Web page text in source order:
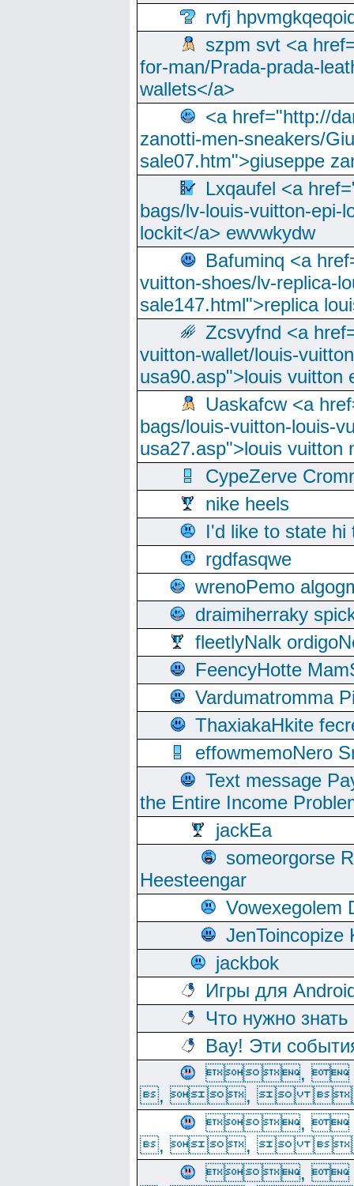
rvfj
szpm svt <a
for-man/Prada-prada-
wallets</a>
<a href="http://
zanotti-men-sneakers/
sale07.htm">giuseppe
Lxqaufel <a
bags/lv-louis-vuitton-epi-
lockit</a> ewvwkydw
Bafuminq <a
vuitton-shoes/lv-replica-
sale147.html">replica
Zcsvyfnd <a
vuitton-wallet/louis-
usa90.asp">louis vuitton
Uaskafcw <a
bags/louis-vuitton-louis-
usa27.asp">louis vuitton
CypeZerve
nike heels
I'd like to state hi
rgdfasqwe
wrenoPemo
draimiherraky
fleetlyNalk
FeencyHotte
Vardumatromma
ThaxiakaHkite
effowmemoNero
Text message
the Entire Income
jackEa
someorgorse
Heesteengar
Vowexegolem
JenToincopize
jackbok
Игры для
Что нужно
Вау! Эти
,
, , 
,
, , 
,